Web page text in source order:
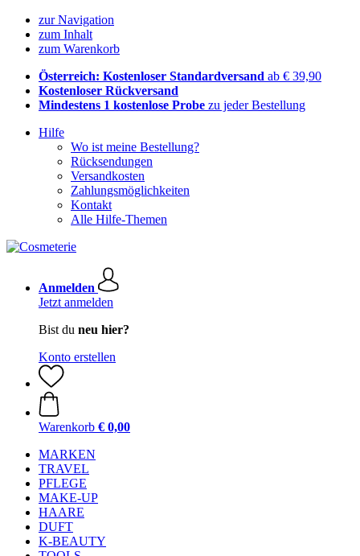
zur Navigation
zum Inhalt
zum Warenkorb
Österreich: Kostenloser Standardversand ab € 39,90
Kostenloser Rückversand
Mindestens 1 kostenlose Probe zu jeder Bestellung
Hilfe
Wo ist meine Bestellung?
Rücksendungen
Versandkosten
Zahlungsmöglichkeiten
Kontakt
Alle Hilfe-Themen
Anmelden
Jetzt anmelden
Bist du neu hier?
Konto erstellen
Warenkorb € 0,00
MARKEN
TRAVEL
PFLEGE
MAKE-UP
HAARE
DUFT
K-BEAUTY